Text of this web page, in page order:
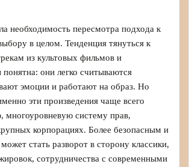
необходимость пересмотра подхода к
в целом. Тенденция тянуться к
из культовых фильмов и
понятна: они легко считываются
эмоции и работают на образ. Но
эти произведения чаще всего
систему прав,
корпорациях. Более безопасным и
стать разворот в сторону классики,
сотрудничества с современными